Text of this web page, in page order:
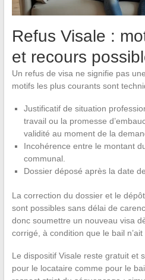
Refus Visale :
et recours
Un refus de visa ne signifie pas
motifs les plus courants sont
Justificatif de situation
travail ou la promesse
validité au moment de la
Incohérence entre le montant
communal.
Dossier déposé après la date
La correction du dossier et le
sont possibles sans délai de
donc soumettre un nouveau visa
corrigé, à condition que le bail
Le dispositif Visale reste gratuit et
pour le locataire comme pour le